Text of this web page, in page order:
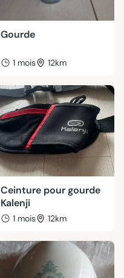
Gourde
1 mois 12km
Ceinture pour gourde
Kalenji
1 mois 12km